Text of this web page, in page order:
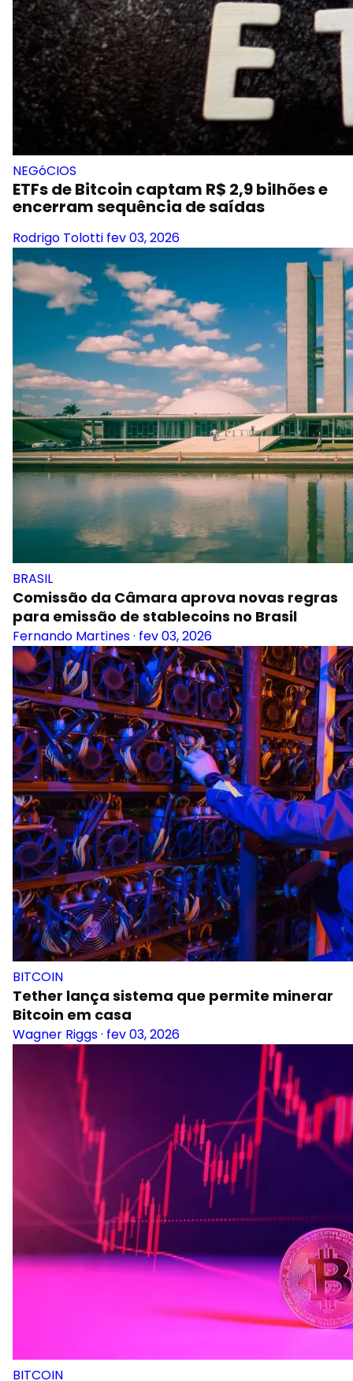
NEGóCIOS
ETFs de Bitcoin captam R$ 2,9 bilhões e
encerram sequência de saídas
Rodrigo Tolotti fev 03, 2026
BRASIL
Comissão da Câmara aprova novas regras
para emissão de stablecoins no Brasil
Fernando Martines· fev 03, 2026
BITCOIN
Tether lança sistema que permite minerar
Bitcoin em casa
Wagner Riggs· fev 03, 2026
BITCOIN